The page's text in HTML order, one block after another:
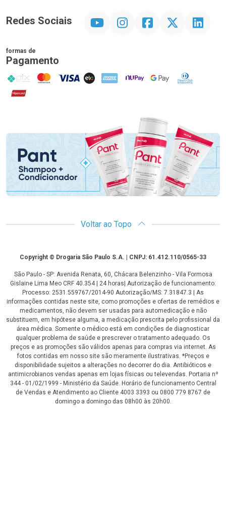
Redes Sociais InstagramFacebookTwitter Linkedin
formas de
Pagamento
PIX MasterCard
VISA ELO AMEX NuPay Google PayDiners Club
Hipercard
Promoção em Destaque
Voltar ao Topo
CopyrightCopyright © Drogaria São Paulo S.A. | CNPJ: 61.412.110/0565-33
São Paulo - SP: Avenida Renata, 60, Chácara Belenzinho - Vila Formosa
Gislaine Lima Meo CRF 40.354 | 24 horas| Autorização de funcionamento:
Processo: 2531.559767/2014-90 Autorização/MS: 7.31847.3 | As
informações contidas neste site, como promoções e ofertas de remédios e
medicamentos, não devem ser usadas para automedicação e não
substituem, em hipótese alguma, a medicação prescrita pelo profissional da
área médica. Somente o médico está em condições de diagnosticar
qualquer problema de saúde e prescrever o tratamento adequado. Os
preços e as promoções são válidos apenas para compras via internet. As
fotos contidas em nosso site são meramente ilustrativas. *Preços e
disponibilidade sujeitos a alterações no decorrer do dia. Antibióticos e
antimicrobianos vendas apenas em lojas físicas ou televendas. Portaria nº
344 - 01/02/1999 - Ministério da Saúde. Horário de funcionamento Central
de Vendas e Atendimento ao Cliente 4003 3393 ou 0800 779 8767 de
domingo a domingo das 08h00 às 20h00.